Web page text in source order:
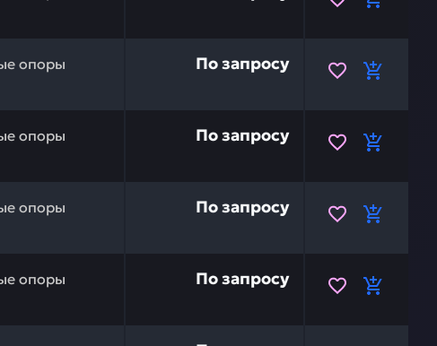
опоры
HYUNDAI 61Q6-05660 — это инвестиция в
По запросу
опоры
HYUNDAI XKCC-00613 — это инвестиция в
По запросу
опоры
HYUNDAI XKCC-00612 — это инвестиция в
По запросу
опоры
винт HYUNDAI XKCC-00321 — это инвестиция в
По запросу
XKCC-00605 — это инвестиция в